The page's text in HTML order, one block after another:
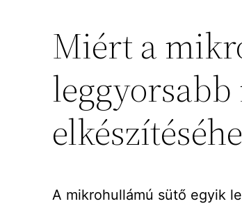
Miért a
A mikrohullámú sütő egyik